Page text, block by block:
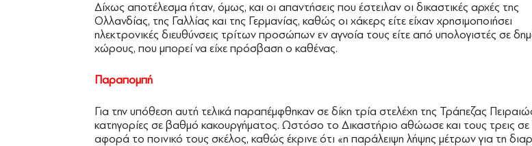
∆ίχως αποτέλεσμα ήταν, όμως, και οι απαντήσεις που έστειλαν οι δικαστικές αρχές της
Ολλανδίας, της Γαλλίας και της Γερμανίας, καθώς οι χάκερς είτε είχαν χρησιμοποιήσει
ηλεκτρονικές διευθύνσεις τρίτων προσώπων εν αγνοία τους είτε από υπολογιστές σε
χώρους, που μπορεί να είχε πρόσβαση ο καθένας.
Παραπομπή
Για την υπόθεση αυτή τελικά παραπέμφθηκαν σε δίκη τρία στελέχη της Τράπεζας
κατηγορίες σε βαθμό κακουργήματος. Ωστόσο το ∆ικαστήριο αθώωσε και τους τρεις σε
αφορά το ποινικό τους σκέλος, καθώς έκρινε ότι «η παράλειψη λήψης μέτρων για τη